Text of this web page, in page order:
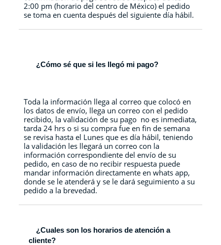
2:00 pm (horario del centro de México) el pedido
se toma en cuenta después del siguiente día hábil.
¿Cómo sé que si les llegó mi pago?
Toda la información llega al correo que colocó en
los datos de envío, llega un correo con el pedido
recibido, la validación de su pago no es inmediata,
tarda 24 hrs o si su compra fue en fin de semana
se revisa hasta el Lunes que es día hábil, teniendo
la validación les llegará un correo con la
información correspondiente del envío de su
pedido, en caso de no recibir respuesta puede
mandar información directamente en whats app,
donde se le atenderá y se le dará seguimiento a su
pedido a la brevedad.
¿Cuales son los horarios de atención a
cliente?